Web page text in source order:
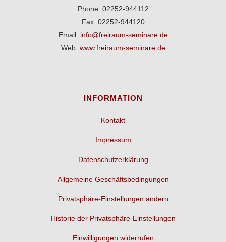
Phone: 02252-944112
Fax: 02252-944120
Email: info@freiraum-seminare.de
Web: www.freiraum-seminare.de
INFORMATION
Kontakt
Impressum
Datenschutzerklärung
Allgemeine Geschäftsbedingungen
Privatsphäre-Einstellungen ändern
Historie der Privatsphäre-Einstellungen
Einwilligungen widerrufen